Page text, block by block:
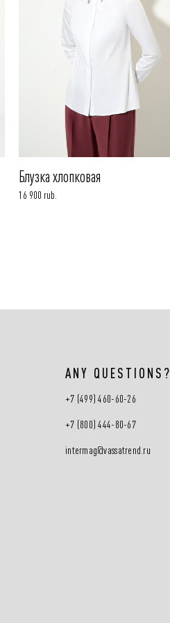
Блузка хлопковая
16 900 rub.
ANY QUESTIONS?
+7 (499) 460-60-26
+7 (800) 444-80-67
intermag@vassatrend.ru